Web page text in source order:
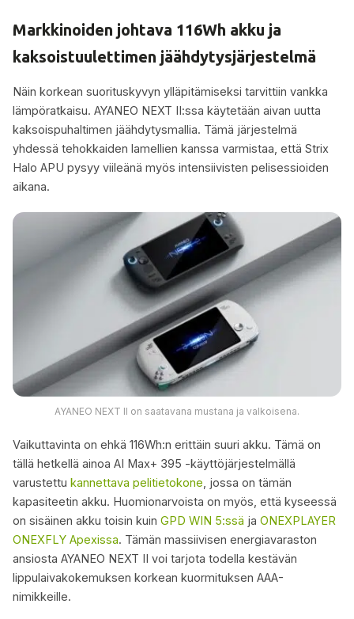
Markkinoiden johtava 116Wh akku ja
kaksoistuulettimen jäähdytysjärjestelmä
Näin korkean suorituskyvyn ylläpitämiseksi tarvittiin vankka
lämpöratkaisu. AYANEO NEXT II:ssa käytetään aivan uutta
kaksoispuhaltimen jäähdytysmallia. Tämä järjestelmä
yhdessä tehokkaiden lamellien kanssa varmistaa, että Strix
Halo APU pysyy viileänä myös intensiivisten pelisessioiden
aikana.
AYANEO NEXT II on saatavana mustana ja valkoisena.
Vaikuttavinta on ehkä 116Wh:n erittäin suuri akku. Tämä on
tällä hetkellä ainoa AI Max+ 395 -käyttöjärjestelmällä
varustettu kannettava pelitietokone , jossa on tämän
kapasiteetin akku. Huomionarvoista on myös, että kyseessä
on sisäinen akku toisin kuin GPD WIN 5:ssä ja ONEXPLAYER
ONEXFLY Apexissa. Tämän massiivisen energiavaraston
ansiosta AYANEO NEXT II voi tarjota todella kestävän
lippulaivakokemuksen korkean kuormituksen AAA-
nimikkeille.